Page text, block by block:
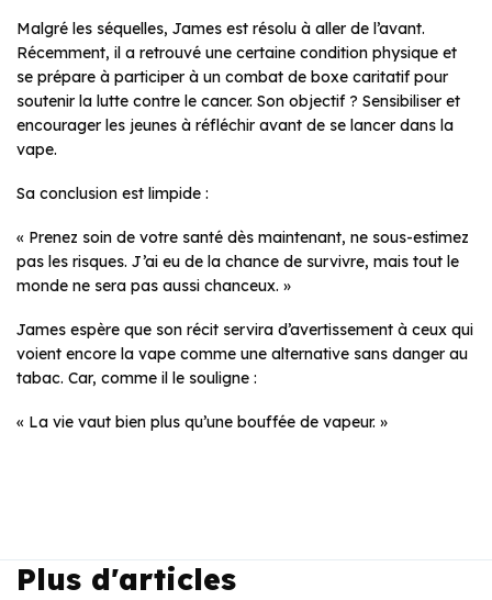
Malgré les séquelles, James est résolu à aller de l’avant.
Récemment, il a retrouvé une certaine condition physique et
se prépare à participer à un combat de boxe caritatif pour
soutenir la lutte contre le cancer. Son objectif ? Sensibiliser et
encourager les jeunes à réfléchir avant de se lancer dans la
vape.
Sa conclusion est limpide :
« Prenez soin de votre santé dès maintenant, ne sous-estimez
pas les risques. J’ai eu de la chance de survivre, mais tout le
monde ne sera pas aussi chanceux. »
James espère que son récit servira d’avertissement à ceux qui
voient encore la vape comme une alternative sans danger au
tabac. Car, comme il le souligne :
« La vie vaut bien plus qu’une bouffée de vapeur. »
Plus d'articles